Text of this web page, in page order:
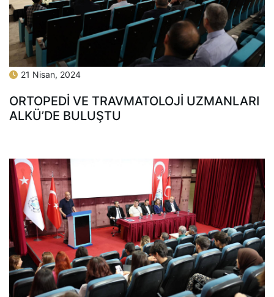
21 Nisan, 2024
ORTOPEDİ VE TRAVMATOLOJİ UZMANLARI
ALKÜ’DE BULUŞTU